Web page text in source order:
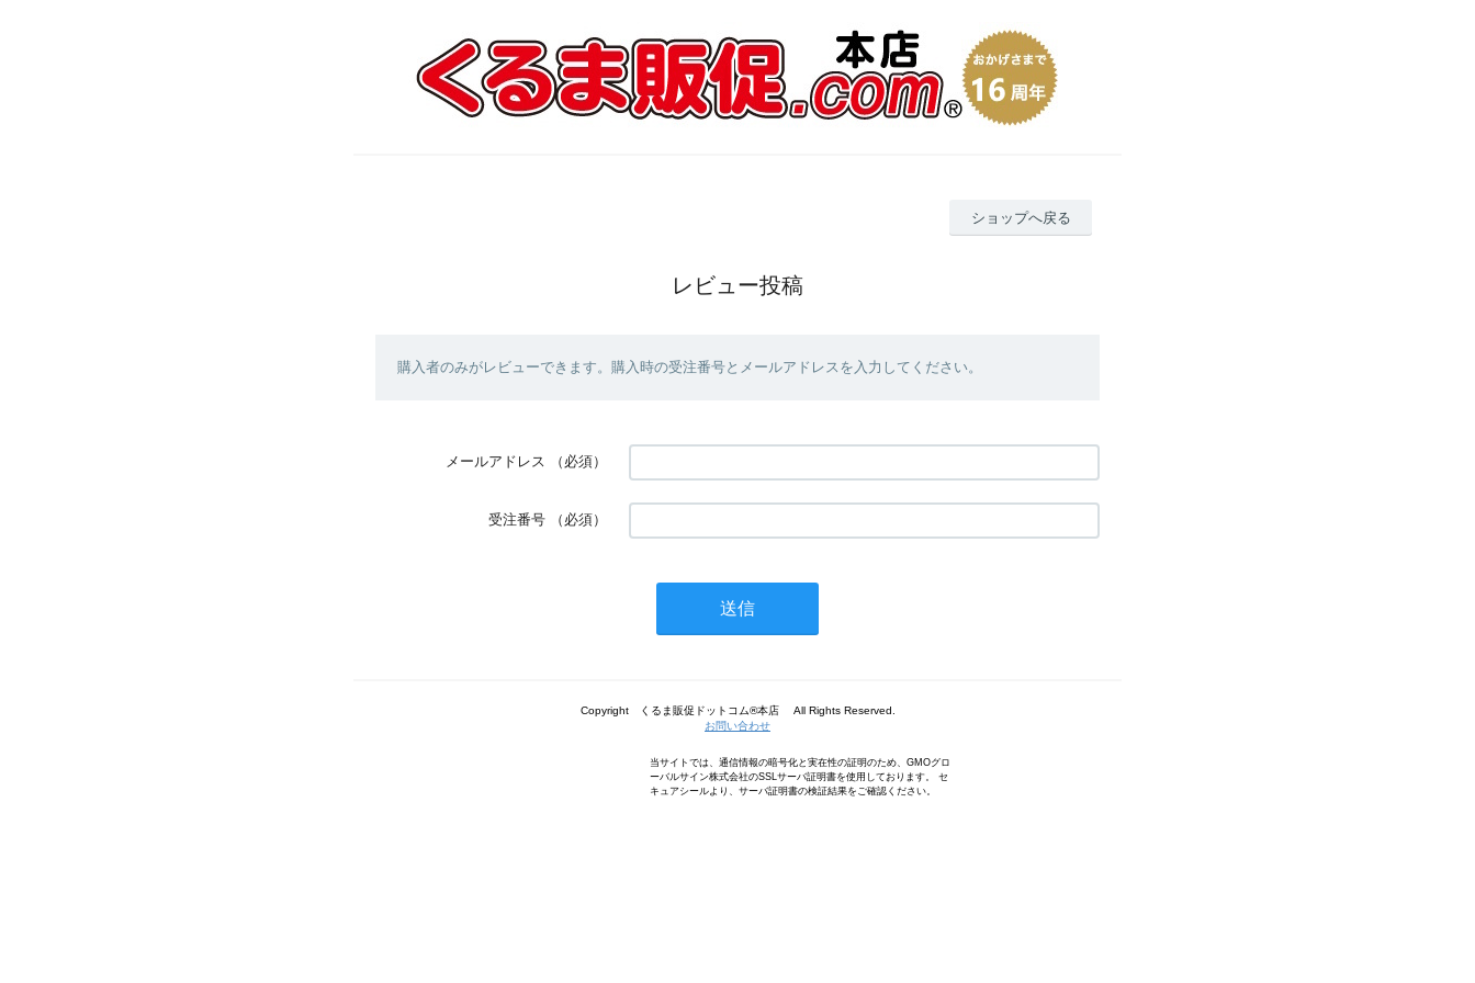
ショップへ戻る
レビュー投稿
購入者のみがレビューできます。購入時の受注番号とメールアドレスを入力してください。
メールアドレス （必須）
受注番号 （必須）
Copyright くるま販促ドットコム®本店 All Rights Reserved.
お問い合わせ
当サイトでは、通信情報の暗号化と実在性の証明のため、GMOグロ
ーバルサイン株式会社のSSLサーバ証明書を使用しております。 セ
キュアシールより、サーバ証明書の検証結果をご確認ください。